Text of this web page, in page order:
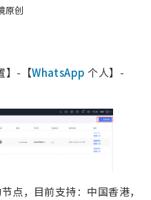
原创
】-【WhatsApp 个人】-
点，目前支持：中国香港，